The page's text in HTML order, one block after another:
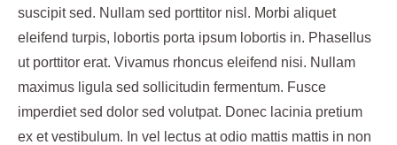
suscipit sed. Nullam sed porttitor nisl. Morbi aliquet
eleifend turpis, lobortis porta ipsum lobortis in. Phasellus
ut porttitor erat. Vivamus rhoncus eleifend nisi. Nullam
maximus ligula sed sollicitudin fermentum. Fusce
imperdiet sed dolor sed volutpat. Donec lacinia pretium
ex et vestibulum. In vel lectus at odio mattis mattis in non